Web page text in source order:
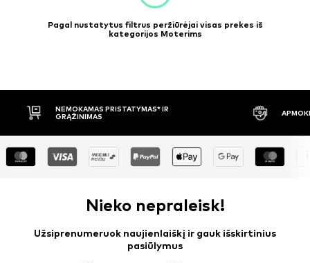
Pagal nustatytus filtrus peržiūrėjai visas prekes iš
kategorijos Moterims
APMOKĖJIMAS PRISTAČIUS 30 DIENŲ
Nieko nepraleisk!
Užsiprenumeruok naujienlaiškį ir gauk išskirtinius
pasiūlymus